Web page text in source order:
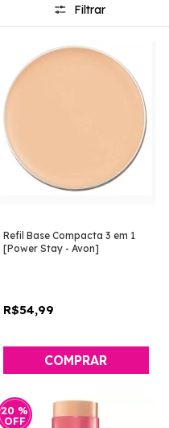
Filtrar
Refil Base Compacta 3 em 1
[Power Stay - Avon]
R$54,99
COMPRAR
20 %
OFF